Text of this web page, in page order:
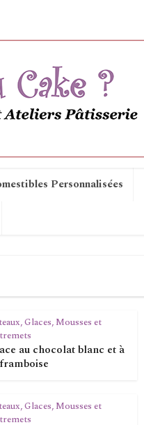
Personnalisées
Glaces, Mousses et
au chocolat blanc et à
Glaces, Mousses et